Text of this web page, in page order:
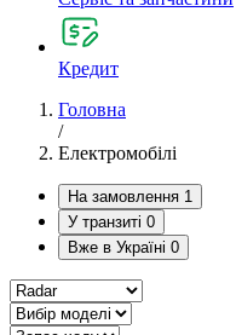
Кредит
Головна
/
Електромобілі
На замовлення 1
У транзиті 0
Вже в Україні 0